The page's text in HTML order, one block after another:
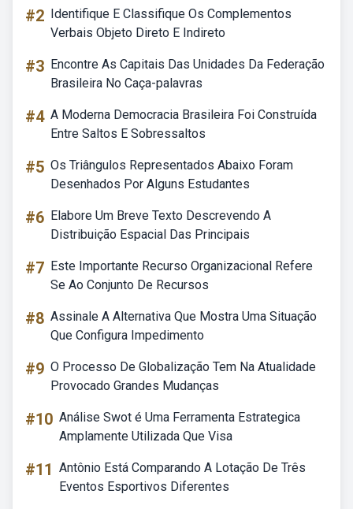
#2 Identifique E Classifique Os Complementos
Verbais Objeto Direto E Indireto
#3 Encontre As Capitais Das Unidades Da Federação
Brasileira No Caça-palavras
#4 A Moderna Democracia Brasileira Foi Construída
Entre Saltos E Sobressaltos
#5 Os Triângulos Representados Abaixo Foram
Desenhados Por Alguns Estudantes
#6 Elabore Um Breve Texto Descrevendo A
Distribuição Espacial Das Principais
#7 Este Importante Recurso Organizacional Refere
Se Ao Conjunto De Recursos
#8 Assinale A Alternativa Que Mostra Uma Situação
Que Configura Impedimento
#9 O Processo De Globalização Tem Na Atualidade
Provocado Grandes Mudanças
#10 Análise Swot é Uma Ferramenta Estrategica
Amplamente Utilizada Que Visa
#11 Antônio Está Comparando A Lotação De Três
Eventos Esportivos Diferentes